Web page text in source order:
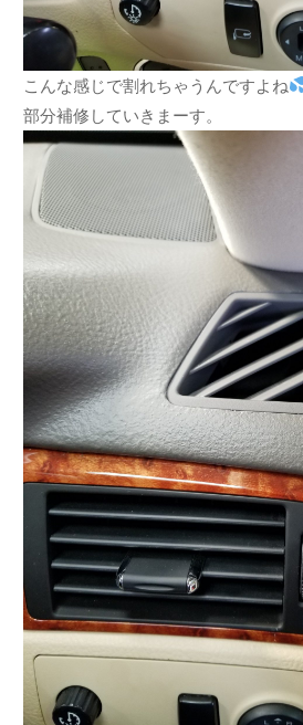
こんな感じで割れちゃうんですよね
部分補修していきまーす。